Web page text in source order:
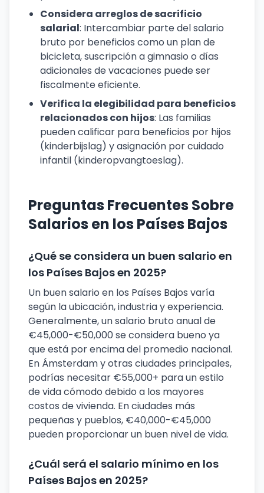
Considera arreglos de sacrificio
salarial: Intercambiar parte del salario
bruto por beneficios como un plan de
bicicleta, suscripción a gimnasio o días
adicionales de vacaciones puede ser
fiscalmente eficiente.
Verifica la elegibilidad para beneficios
relacionados con hijos: Las familias
pueden calificar para beneficios por hijos
(kinderbijslag) y asignación por cuidado
infantil (kinderopvangtoeslag).
Preguntas Frecuentes Sobre
Salarios en los Países Bajos
¿Qué se considera un buen salario en
los Países Bajos en 2025?
Un buen salario en los Países Bajos varía
según la ubicación, industria y experiencia.
Generalmente, un salario bruto anual de
€45,000-€50,000 se considera bueno ya
que está por encima del promedio nacional.
En Ámsterdam y otras ciudades principales,
podrías necesitar €55,000+ para un estilo
de vida cómodo debido a los mayores
costos de vivienda. En ciudades más
pequeñas y pueblos, €40,000-€45,000
pueden proporcionar un buen nivel de vida.
¿Cuál será el salario mínimo en los
Países Bajos en 2025?